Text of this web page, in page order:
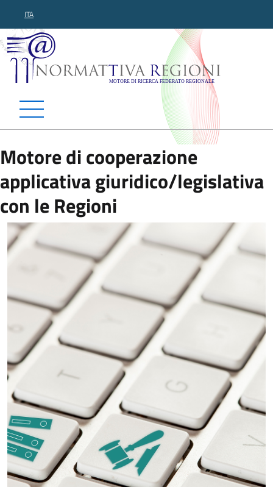
ITA
Normattiva Regioni -
Motore di cooperazione
applicativa giuridico/legislativa
con le Regioni